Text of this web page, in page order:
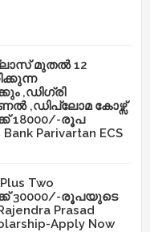
മുതൽ 12
,ഡിഗ്രി
,ഡിപ്ലോമ കോഴ്സ്
18000/-രൂപ
Parivartan ECS
Two
30000/-രൂപയുടെ
Prasad
Apply Now